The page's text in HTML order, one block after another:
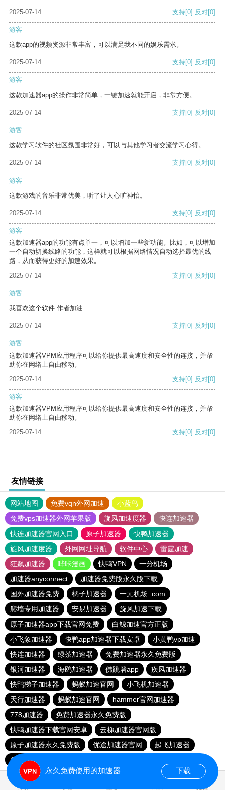
2025-07-14 支持[0] 反对[0]
游客
这款app的视频资源非常丰富，可以满足我不同的娱乐需求。
2025-07-14 支持[0] 反对[0]
游客
这款加速器app的操作非常简单，一键加速就能开启，非常方便。
2025-07-14 支持[0] 反对[0]
游客
这款学习软件的社区氛围非常好，可以与其他学习者交流学习心得。
2025-07-14 支持[0] 反对[0]
游客
这款游戏的音乐非常优美，听了让人心旷神怡。
2025-07-14 支持[0] 反对[0]
游客
这款加速器app的功能有点单一，可以增加一些新功能。比如，可以增加
一个自动切换线路的功能，这样就可以根据网络情况自动选择最优的线
路，从而获得更好的加速效果。
2025-07-14
支持[0] 反对[0]
游客
我喜欢这个软件 作者加油
2025-07-14 支持[0] 反对[0]
游客
这款加速器VPM应用程序可以给你提供最高速度和安全性的连接，并帮
助你在网络上自由移动。
2025-07-14
支持[0] 反对[0]
游客
这款加速器VPM应用程序可以给你提供最高速度和安全性的连接，并帮
助你在网络上自由移动。
2025-07-14
支持[0] 反对[0]
友情链接
网站地图 免费vqn外网加速
小蓝鸟
免费vps加速器外网苹果版
旋风加速度器
快连加速器
快连加速器官网入口
原子加速器
快鸭加速器
旋风加速度器
外网网址导航 软件中心
雷霆加速
狂飙加速器
哔咔漫画 快鸭VPN
一分机场
加速器anyconnect
加速器免费版永久版下载
国外加速器免费
橘子加速器
一元机场. com
爬墙专用加速器
安易加速器
旋风加速下载
原子加速器app下载官网免费
白鲸加速官方正版
小飞象加速器
快鸭app加速器下载安卓
小黄鸭vp加速
快连加速器
绿茶加速器
免费加速器永久免费版
银河加速器
海鸥加速器 佛跳墙app
疾风加速器
快鸭梯子加速器
蚂蚁加速官网
小飞机加速器
天行加速器
蚂蚁加速官网
hammer官网加速器
778加速器
免费加速器永久免费版
快鸭加速器下载官网安卓
云梯加速器官网版
原子加速器永久免费版
优途加速器官网
起飞加速器
免费的加速器推荐
永久免费使用的加速器 下载